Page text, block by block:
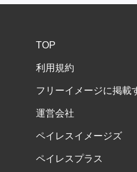
TOP
利用規約
フリーイメージに掲載
運営会社
ペイレスイメージズ
ペイレスプラス